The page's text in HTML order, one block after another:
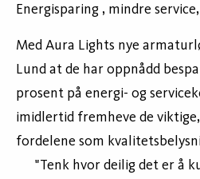
Energisparing , mindre
Med Aura Lights nye
Lund at de har oppnådd
prosent på energi- og
imidlertid fremheve de
fordelene som
"Tenk hvor deilig det er å